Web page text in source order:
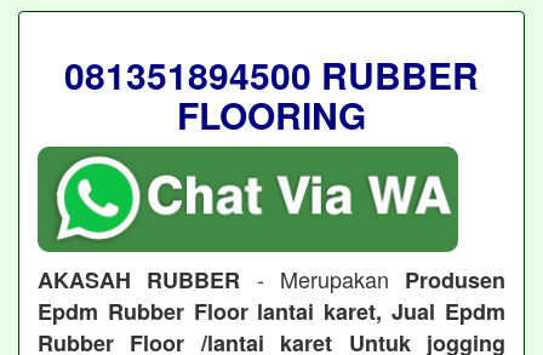
081351894500 RUBBER
FLOORING
AKASAH RUBBER - Merupakan Produsen
Epdm Rubber Floor lantai karet, Jual Epdm
Rubber Floor /lantai karet Untuk jogging